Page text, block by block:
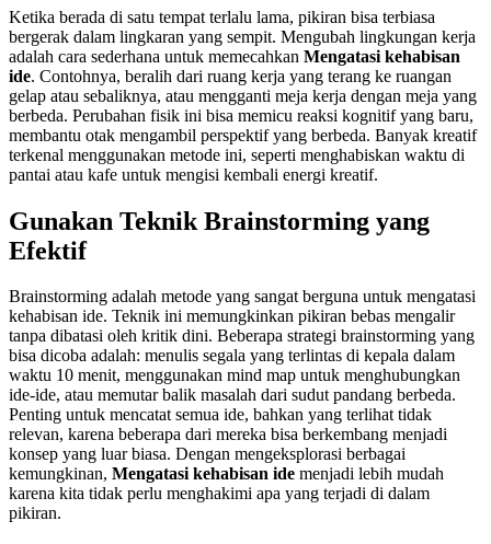
Ketika berada di satu tempat terlalu lama, pikiran bisa terbiasa
bergerak dalam lingkaran yang sempit. Mengubah lingkungan kerja
adalah cara sederhana untuk memecahkan Mengatasi kehabisan
ide. Contohnya, beralih dari ruang kerja yang terang ke ruangan
gelap atau sebaliknya, atau mengganti meja kerja dengan meja yang
berbeda. Perubahan fisik ini bisa memicu reaksi kognitif yang baru,
membantu otak mengambil perspektif yang berbeda. Banyak kreatif
terkenal menggunakan metode ini, seperti menghabiskan waktu di
pantai atau kafe untuk mengisi kembali energi kreatif.
Gunakan Teknik Brainstorming yang
Efektif
Brainstorming adalah metode yang sangat berguna untuk mengatasi
kehabisan ide. Teknik ini memungkinkan pikiran bebas mengalir
tanpa dibatasi oleh kritik dini. Beberapa strategi brainstorming yang
bisa dicoba adalah: menulis segala yang terlintas di kepala dalam
waktu 10 menit, menggunakan mind map untuk menghubungkan
ide-ide, atau memutar balik masalah dari sudut pandang berbeda.
Penting untuk mencatat semua ide, bahkan yang terlihat tidak
relevan, karena beberapa dari mereka bisa berkembang menjadi
konsep yang luar biasa. Dengan mengeksplorasi berbagai
kemungkinan, Mengatasi kehabisan ide menjadi lebih mudah
karena kita tidak perlu menghakimi apa yang terjadi di dalam
pikiran.